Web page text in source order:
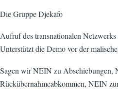
Die Gruppe Djekafo
Aufruf des transnationalen
Unterstützt die Demo vor der
Sagen wir NEIN zu Abschiebungen,
Rückübernahmeabkommen, NEIN